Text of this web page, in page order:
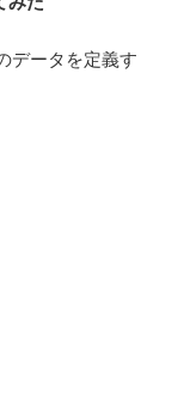
データを定義す